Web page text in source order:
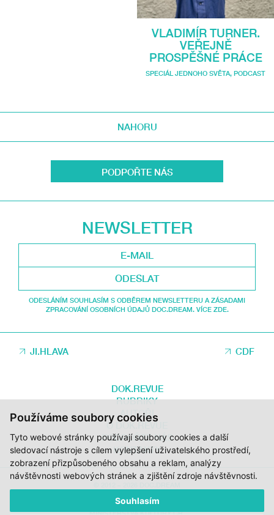
Používáme soubory cookies
Tyto webové stránky používají soubory cookies a další
sledovací nástroje s cílem vylepšení uživatelského prostředí,
zobrazení přizpůsobeného obsahu a reklam, analýzy
návštěvnosti webových stránek a zjištění zdroje návštěvnosti.
Souhlasím
VLADIMÍR TURNER.
VEŘEJNĚ
PROSPĚŠNÉ PRÁCE
SPECIÁL JEDNOHO SVĚTA, PODCAST
NAHORU
PODPOŘTE NÁS
NEWSLETTER
ODESLAT
ODESLÁNÍM SOUHLASÍM S ODBĚREM NEWSLETTERU A ZÁSADAMI
ZPRACOVÁNÍ OSOBNÍCH ÚDAJŮ DOC.DREAM. VÍCE ZDE.
JI.HLAVA CDF
DOK.REVUE
RUBRIKY
AUTOŘI
O DOK.REVUE
PODPOŘTE NÁS
KONTAKTY
ZA PODPORY STÁTNÍHO FONDU KINEMATOGRAFIE, KRAJE VYSOČINA A
MINISTERSTVA KULTURY ČR.